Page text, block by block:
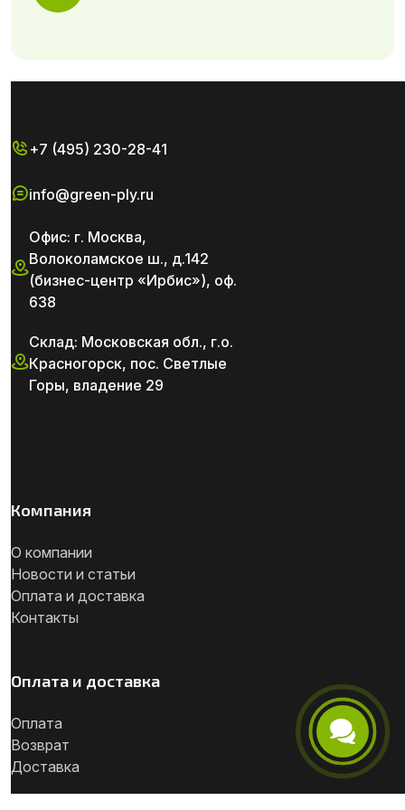
+7 (495) 230-28-41
info@green-ply.ru
Офис: г. Москва,
Волоколамское ш., д.142
(бизнес-центр «Ирбис»), оф.
638
Склад: Московская обл., г.о.
Красногорск, пос. Светлые
Горы, владение 29
Компания
О компании
Новости и статьи
Оплата и доставка
Контакты
Оплата и доставка
Оплата
Возврат
Доставка